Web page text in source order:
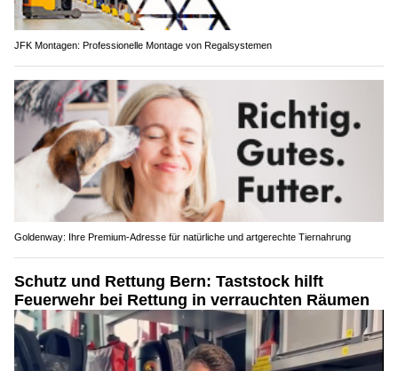
JFK Montagen: Professionelle Montage von Regalsystemen
Goldenway: Ihre Premium-Adresse für natürliche und artgerechte Tiernahrung
Schutz und Rettung Bern: Taststock hilft
Feuerwehr bei Rettung in verrauchten Räumen